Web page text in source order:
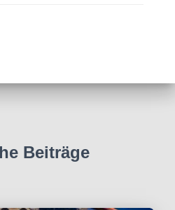
Beiträge